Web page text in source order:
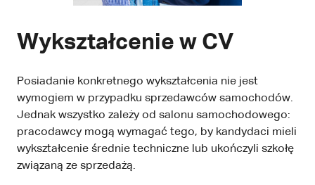
Wykształcenie w CV
Posiadanie konkretnego wykształcenia nie jest
wymogiem w przypadku sprzedawców samochodów.
Jednak wszystko zależy od salonu samochodowego:
pracodawcy mogą wymagać tego, by kandydaci mieli
wykształcenie średnie techniczne lub ukończyli szkołę
związaną ze sprzedażą.